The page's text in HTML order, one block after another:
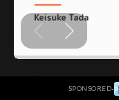
SPONSORED·